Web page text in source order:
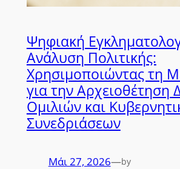
Ψηφιακή
Ανάλυση Πολιτικής:
Χρησιμοποιώντας τη
για την Αρχειοθέτηση
Ομιλιών και
Συνεδριάσεων
Μάι 27, 2026—by